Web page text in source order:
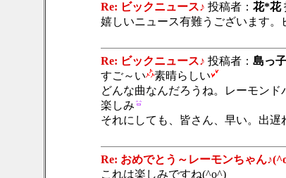
Re: ビックニュース♪ 投稿者： 花*花
嬉しいニュース有難うございます
Re: ビックニュース♪ 投稿者： 島っ子
すご～い
素晴らしい
どんな曲なんだろうね。レーモン
楽しみ
それにしても、皆さん、早い。出遅
Re: おめでとう～レーモンちゃん
これは楽しみですね(^o^)